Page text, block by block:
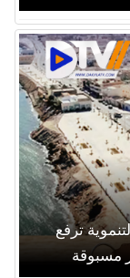
ترفع
مسبوقة